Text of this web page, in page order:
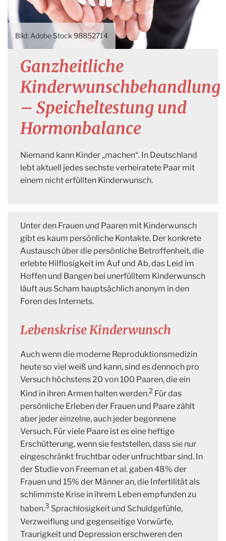
Adobe Stock 98852714
Ganzheitliche
Kinderwunschbehandlung
– Speicheltestung und
Hormonbalance
Niemand kann Kinder „machen“. In Deutschland
lebt aktuell jedes sechste verheiratete Paar mit
einem nicht erfüllten Kinderwunsch.
Unter den Frauen und Paaren mit Kinderwunsch
gibt es kaum persönliche Kontakte. Der konkrete
Austausch über die persönliche Betroffenheit, die
erlebte Hilflosigkeit im Auf und Ab, das Leid im
Hoffen und Bangen bei unerfülltem Kinderwunsch
läuft aus Scham hauptsächlich anonym in den
Foren des Internets.
Lebenskrise Kinderwunsch
Auch wenn die moderne Reproduktionsmedizin
heute so viel weiß und kann, sind es dennoch pro
Versuch höchstens 20 von 100 Paaren, die ein
Kind in ihren Armen halten werden.2 Für das
persönliche Erleben der Frauen und Paare zählt
aber jeder einzelne, auch jeder begonnene
Versuch. Für viele Paare ist es eine heftige
Erschütterung, wenn sie feststellen, dass sie nur
eingeschränkt fruchtbar oder unfruchtbar sind. In
der Studie von Freeman et al. gaben 48% der
Frauen und 15% der Männer an, die Infertilität als
schlimmste Krise in ihrem Leben empfunden zu
haben.3 Sprachlosigkeit und Schuldgefühle,
Verzweiflung und gegenseitige Vorwürfe,
Traurigkeit und Depression erschweren den